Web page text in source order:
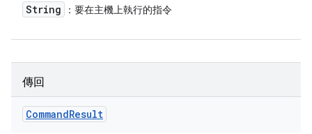
String ：要在主機上執行的指令
傳回
CommandResult